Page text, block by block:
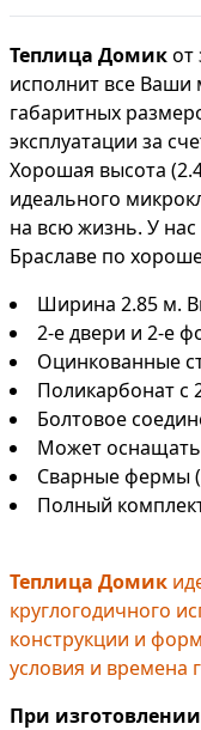
Теплица Домикот
исполнит все
габаритных
эксплуатации за
Хорошая высота
идеального
на всю жизнь. У
Браславе по
Ширина 2.85 м.
2-е двери и 2-е
Оцинкованные
Поликарбонат с
Болтовое
Может
Сварные фермы
Полный
Теплица Домик
круглогодичного
конструкции и
условия и времена
При изготовлении